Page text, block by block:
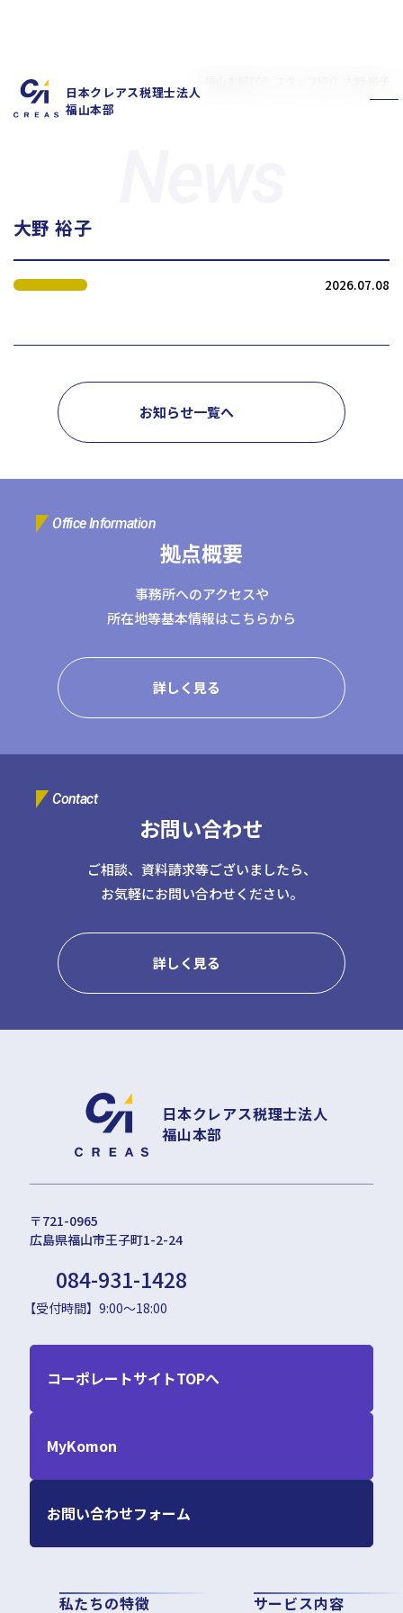
日本クレアス税理士法人
福山本部
お客様の声
スタッフ紹介
コーポレートサイトTOPへ
お問い合わせフォーム
拠点一覧
東京本社
富山本部高岡本部大阪本部北大阪本部神戸三宮本部福山本部
グループ企業一覧
日本クレアス社会保険労務士法人
株式会社コーポレート・アドバイザーズ・アカウンティング
株式会社コーポレート・アドバイザーズM&A
株式会社日本クレアス財産サポート
企業情報
企業理念 グループ概要
グループの強み
大野 裕子
2026.07.08
お知らせ一覧へ
Office Information
拠点概要
事務所へのアクセスや
所在地等基本情報はこちらから
詳しく見る
Contact
お問い合わせ
ご相談、資料請求等ございましたら、
お気軽にお問い合わせください。
詳しく見る
日本クレアス税理士法人
福山本部
〒721-0965
広島県福山市王子町1-2-24
084-931-1428
【受付時間】9:00～18:00
私たちの特徴 サービス内容
コーポレートサイトTOPへ
MyKomon
お問い合わせフォーム